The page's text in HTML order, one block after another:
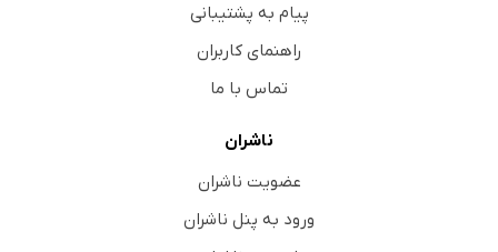
پیام به پشتیبانی
راهنمای کاربران
تماس با ما
ناشران
عضویت ناشران
ورود به پنل ناشران